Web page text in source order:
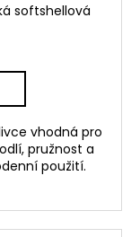
softshellová
vhodná pro
pružnost a
použití.